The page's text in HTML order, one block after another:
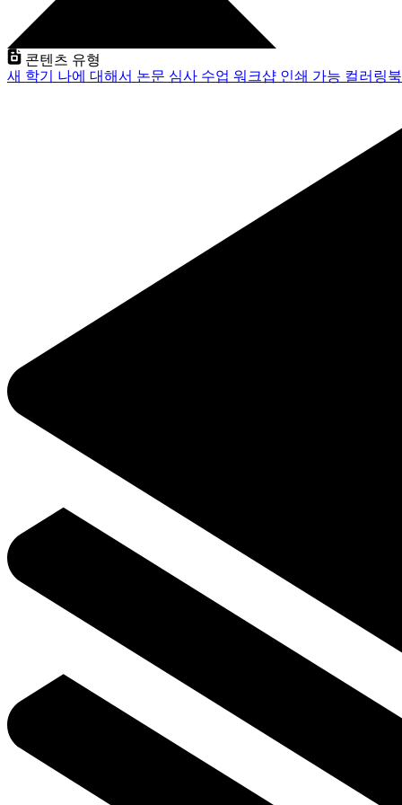
콘텐츠 유형
새 학기 나에 대해서 논문 심사 수업 워크샵 인쇄 가능 컬러링북